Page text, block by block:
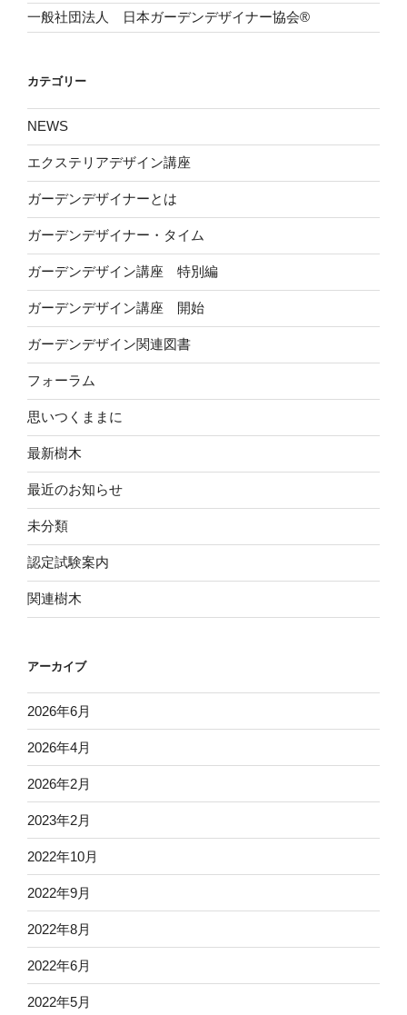
一般社団法人 日本ガーデンデザイナー協会®
カテゴリー
NEWS
エクステリアデザイン講座
ガーデンデザイナーとは
ガーデンデザイナー・タイム
ガーデンデザイン講座 特別編
ガーデンデザイン講座 開始
ガーデンデザイン関連図書
フォーラム
思いつくままに
最新樹木
最近のお知らせ
未分類
認定試験案内
関連樹木
アーカイブ
2026年6月
2026年4月
2026年2月
2023年2月
2022年10月
2022年9月
2022年8月
2022年6月
2022年5月